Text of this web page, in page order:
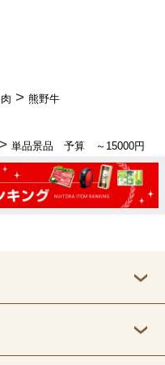
熊野牛
単品景品 予算 ～15000円